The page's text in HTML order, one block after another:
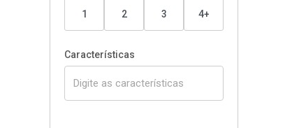
1 2 3 4+
Características